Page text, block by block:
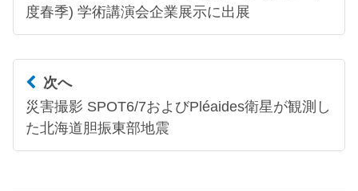
度春季) 学術講演会企業展示に出展
次へ
災害撮影 SPOT6/7およびPléaides衛星が観測し
た北海道胆振東部地震